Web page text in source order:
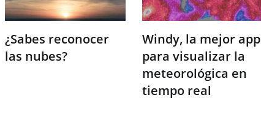
¿Sabes reconocer
las nubes?
Windy, la mejor app
para visualizar la
meteorológica en
tiempo real